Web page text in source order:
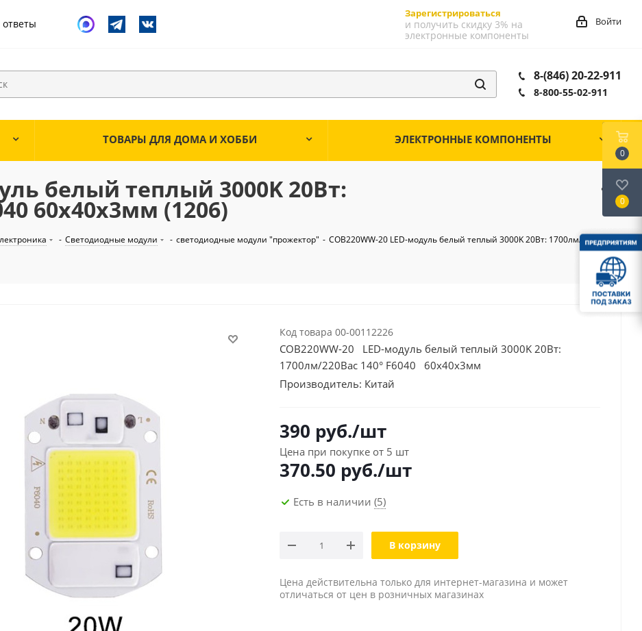
Зарегистрироваться
и получить скидку 3% на
электронные компоненты
Войти
8-(846) 20-22-911
8-800-55-02-911
ТОВАРЫ ДЛЯ ДОМА И ХОББИ ЭЛЕКТРОННЫЕ КОМПОНЕНТЫ
белый теплый 3000K 20Вт:
60х40х3мм (1206)
- Светодиодные модули - светодиодные модули "прожектор" - COB220WW-20 LED-модуль белый теплый 3000K 20Вт: 1700лм/220Вac
Код товара 00-00112226
COB220WW-20 LED-модуль белый теплый 3000K 20Вт:
1700лм/220Вac 140° F6040 60х40х3мм
Производитель: Китай
390 руб./шт
Цена при покупке от 5 шт
370.50 руб./шт
Есть в наличии (5)
В корзину
Цена действительна только для интернет-магазина и может
отличаться от цен в розничных магазинах
0
0